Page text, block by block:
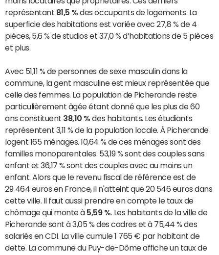
représentant 81,5 % des occupants de logements. La
superficie des habitations est variée avec 27,8 % de 4
pièces, 5,6 % de studios et 37,0 % d’habitations de 5 pièces
et plus.
Avec 51,11 % de personnes de sexe masculin dans la
commune, la gent masculine est mieux représentée que
celle des femmes. La population de Picherande reste
particulièrement âgée étant donné que les plus de 60
ans constituent 38,10 % des habitants. Les étudiants
représentent 3,11 % de la population locale. À Picherande
logent 165 ménages. 10,64 % de ces ménages sont des
familles monoparentales. 53,19 % sont des couples sans
enfant et 36,17 % sont des couples avec au moins un
enfant. Alors que le revenu fiscal de référence est de
29 464 euros en France, il n'atteint que 20 546 euros dans
cette ville. Il faut aussi prendre en compte le taux de
chômage qui monte à 5,59 % . Les habitants de la ville de
Picherande sont à 3,05 % des cadres et à 75,44 % des
salariés en CDI. La ville cumule 1 765 € par habitant de
dette. La commune du Puy-de-Dôme affiche un taux de